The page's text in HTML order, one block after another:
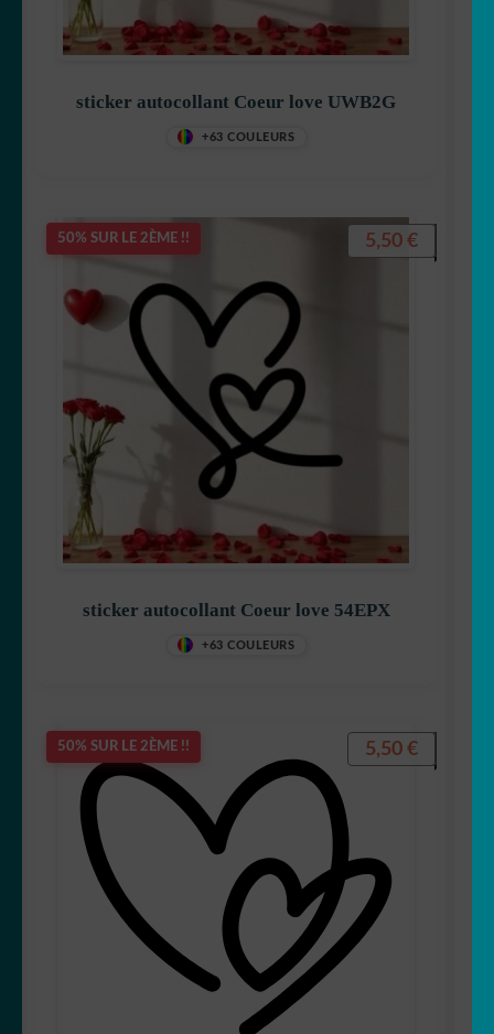
sticker autocollant Coeur love UWB2G
+63 COULEURS
50% SUR LE 2ÈME !!
sticker autocollant Coeur love 54EPX
+63 COULEURS
5,50 €
50% SUR LE 2ÈME !! 5,50 €